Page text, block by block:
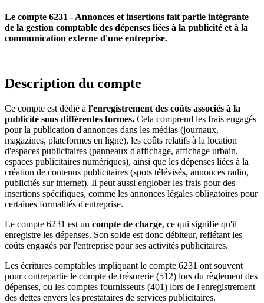
Le compte 6231 - Annonces et insertions fait partie intégrante
de la gestion comptable des dépenses liées à la publicité et à la
communication externe d'une entreprise.
Description du compte
Ce compte est dédié à l'enregistrement des coûts associés à la
publicité sous différentes formes. Cela comprend les frais engagés
pour la publication d'annonces dans les médias (journaux,
magazines, plateformes en ligne), les coûts relatifs à la location
d'espaces publicitaires (panneaux d'affichage, affichage urbain,
espaces publicitaires numériques), ainsi que les dépenses liées à la
création de contenus publicitaires (spots télévisés, annonces radio,
publicités sur internet). Il peut aussi englober les frais pour des
insertions spécifiques, comme les annonces légales obligatoires pour
certaines formalités d'entreprise.
Le compte 6231 est un compte de charge, ce qui signifie qu'il
enregistre les dépenses. Son solde est donc débiteur, reflétant les
coûts engagés par l'entreprise pour ses activités publicitaires.
Les écritures comptables impliquant le compte 6231 ont souvent
pour contrepartie le compte de trésorerie (512) lors du règlement des
dépenses, ou les comptes fournisseurs (401) lors de l'enregistrement
des dettes envers les prestataires de services publicitaires.